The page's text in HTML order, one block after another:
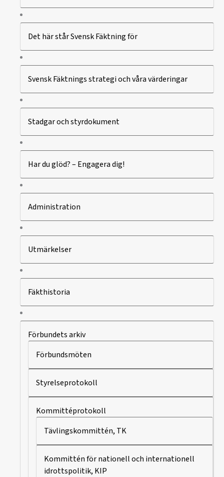
Det här står Svensk Fäktning för
Svensk Fäktnings strategi och våra värderingar
Stadgar och styrdokument
Har du glöd? – Engagera dig!
Administration
Utmärkelser
Fäkthistoria
Förbundets arkiv
Förbundsmöten
Styrelseprotokoll
Kommittéprotokoll
Tävlingskommittén, TK
Kommittén för nationell och internationell
idrottspolitik, KIP